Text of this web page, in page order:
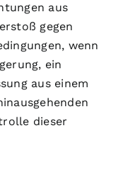
aus
gegen
wenn
ein
aus einem
dieser